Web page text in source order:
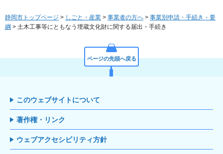
静岡市トップページ > しごと・産業 > 事業者の方へ > 事業別申請・手続き・要
綱 > 土木工事等にともなう埋蔵文化財に関する届出・手続き
ページの先頭へ戻る
このウェブサイトについて
著作権・リンク
ウェブアクセシビリティ方針